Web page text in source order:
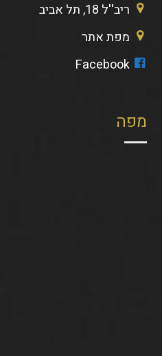
מפה
ריב''ל 18, תל אביב
מפת אתר
Facebook